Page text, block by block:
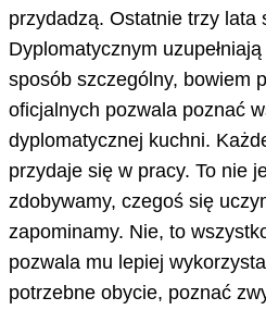
przydadzą. Ostatnie trzy lata
Dyplomatycznym
sposób szczególny, bowiem
oficjalnych pozwala poznać
dyplomatycznej kuchni.
przydaje się w pracy. To nie
zdobywamy, czegoś się
zapominamy. Nie, to
pozwala mu lepiej
potrzebne obycie, poznać